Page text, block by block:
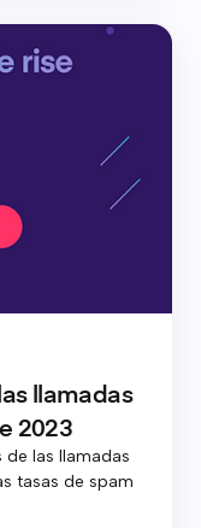
llamadas
2023
de las llamadas
tasas de spam